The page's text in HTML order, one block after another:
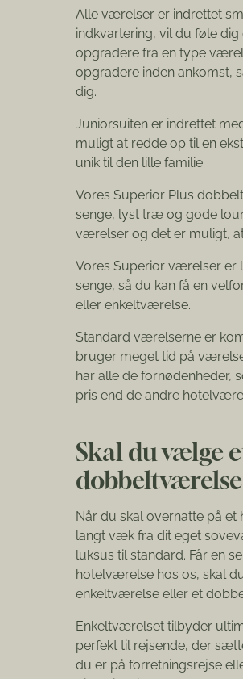
Alle værelser er indrettet
indkvartering, vil du føle
opgradere fra en type
opgradere inden ankomst,
dig.
Juniorsuiten er indrettet
muligt at redde op til en
unik til den lille familie.
Vores Superior Plus
senge, lyst træ og gode
værelser og det er muligt,
Vores Superior værelser er
senge, så du kan få en
eller enkeltværelse.
Standard værelserne er
bruger meget tid på
har alle de fornødenheder,
pris end de andre
Skal du vælge
Når du skal overnatte på
langt væk fra dit eget
luksus til standard. Får en
hotelværelse hos os, skal
enkeltværelse eller et
Enkeltværelset tilbyder
perfekt til rejsende, der
du er på forretningsrejse